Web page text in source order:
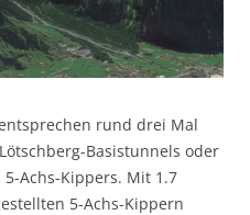
rund drei Mal
Basistunnels oder
Achs-Kippers. Mit 1.7
5-Achs-Kippern